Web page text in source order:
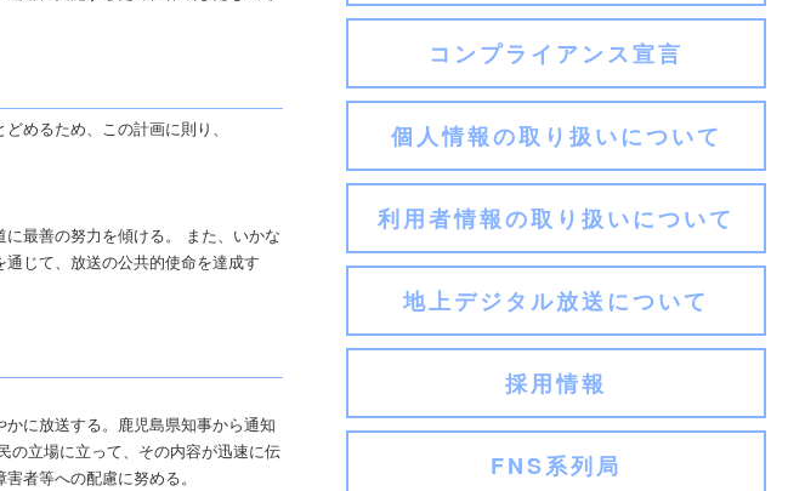
めるため、この計画に則り、
最善の努力を傾ける。 また、いかな
じて、放送の公共的使命を達成す
に放送する。鹿児島県知事から通知
の立場に立って、その内容が迅速に伝
者等への配慮に努める。
コンプライアンス宣言
個人情報の取り扱いについて
利用者情報の取り扱いについて
地上デジタル放送について
採用情報
FNS系列局